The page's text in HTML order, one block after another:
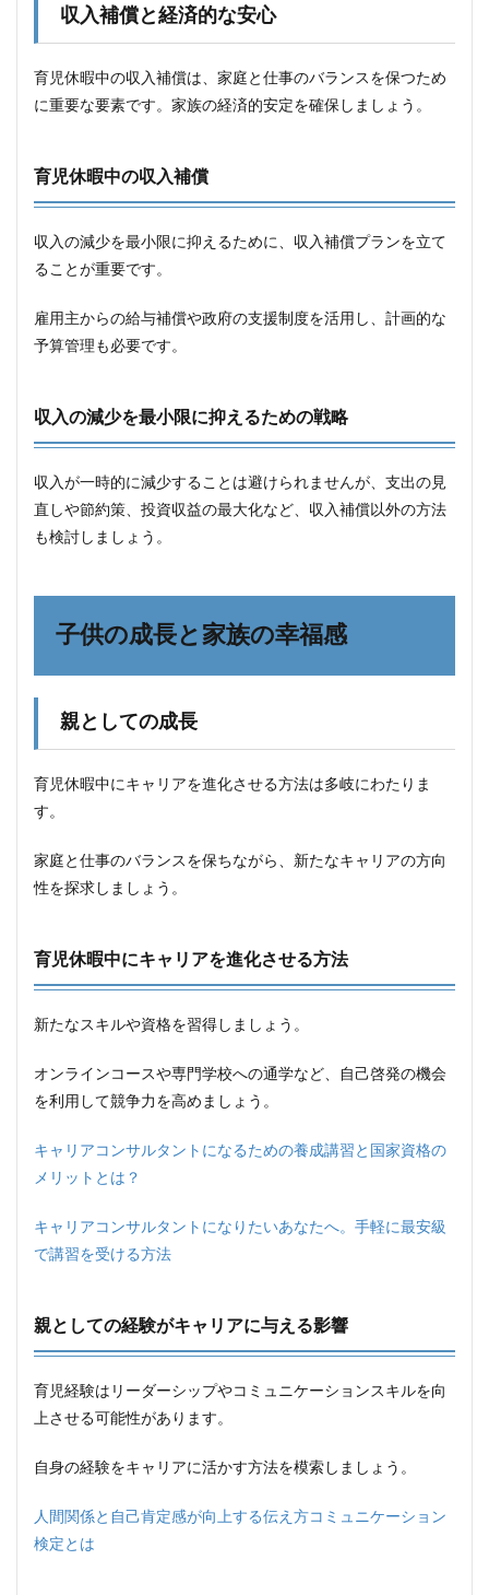
5
ルネ
ワー
5.1
リソ
の活
用
子供
のサ
への
参加
5.3
ソー
シャ
ルネ
クの
まと
収入補償と経済的な安心
育児休暇中の収入補償は、家庭と仕事のバランスを保つため
に重要な要素です。家族の経済的安定を確保しましょう。
育児休暇中の収入補償
収入の減少を最小限に抑えるために、収入補償プランを立て
ることが重要です。
雇用主からの給与補償や政府の支援制度を活用し、計画的な
予算管理も必要です。
収入の減少を最小限に抑えるための戦略
収入が一時的に減少することは避けられませんが、支出の見
直しや節約策、投資収益の最大化など、収入補償以外の方法
も検討しましょう。
子供の成長と家族の幸福感
親としての成長
育児休暇中にキャリアを進化させる方法は多岐にわたりま
す。
家庭と仕事のバランスを保ちながら、新たなキャリアの方向
性を探求しましょう。
育児休暇中にキャリアを進化させる方法
新たなスキルや資格を習得しましょう。
オンラインコースや専門学校への通学など、自己啓発の機会
を利用して競争力を高めましょう。
キャリアコンサルタントになるための養成講習と国家資格の
メリットとは？
キャリアコンサルタントになりたいあなたへ。手軽に最安級
で講習を受ける方法
親としての経験がキャリアに与える影響
育児経験はリーダーシップやコミュニケーションスキルを向
上させる可能性があります。
自身の経験をキャリアに活かす方法を模索しましょう。
人間関係と自己肯定感が向上する伝え方コミュニケーション
検定とは